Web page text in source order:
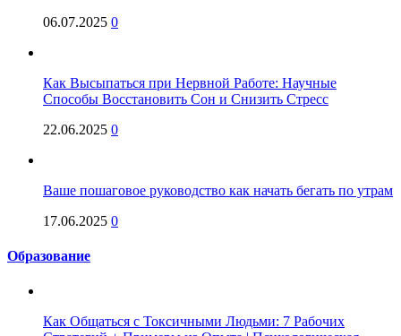
06.07.2025 0
Как Высыпаться при Нервной Работе: Научные
Способы Восстановить Сон и Снизить Стресс
22.06.2025 0
Ваше пошаговое руководство как начать бегать по утрам
17.06.2025 0
Образование
Как Общаться с Токсичными Людьми: 7 Рабочих